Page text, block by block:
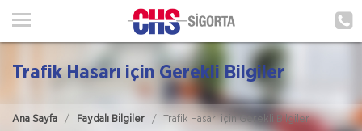
ANA SAYFA
POLIÇE HATIRLAT
Trafik Hasarı için Gerekli Bilgiler
Ana Sayfa Faydalı Bilgiler Trafik Hasarı için Gerekli Bilgiler